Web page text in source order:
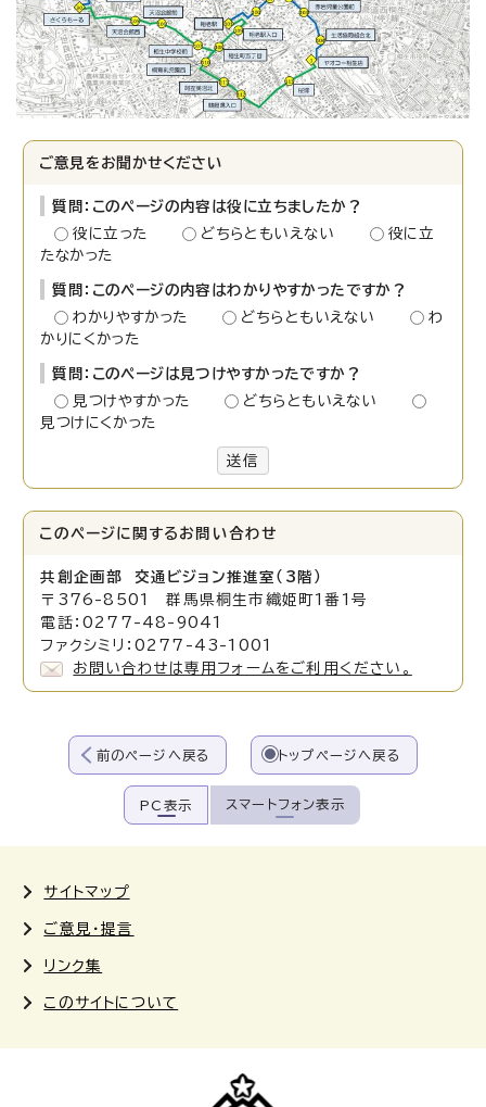
ご意見をお聞かせください
質問：このページの内容は役に立ちましたか？
役に立った
どちらともいえない
役に立
たなかった
質問：このページの内容はわかりやすかったですか？
わかりやすかった
どちらともいえない
わ
かりにくかった
質問：このページは見つけやすかったですか？
見つけやすかった
どちらともいえない
見つけにくかった
送信
このページに関する お問い合わせ
共創企画部 交通ビジョン推進室（3階）
〒376-8501 群馬県桐生市織姫町1番1号
電話：0277-48-9041
ファクシミリ：0277-43-1001
お問い合わせは専用フォームをご利用ください。
前のページへ戻る トップページへ戻る
PC表示 スマートフォン表示
サイトマップ
ご意見・提言
リンク集
このサイトについて